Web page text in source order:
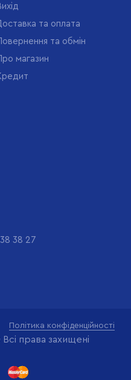
та оплата
Повернення та обмін
Про магазин
38 27
Політика конфіденційності
права захищені